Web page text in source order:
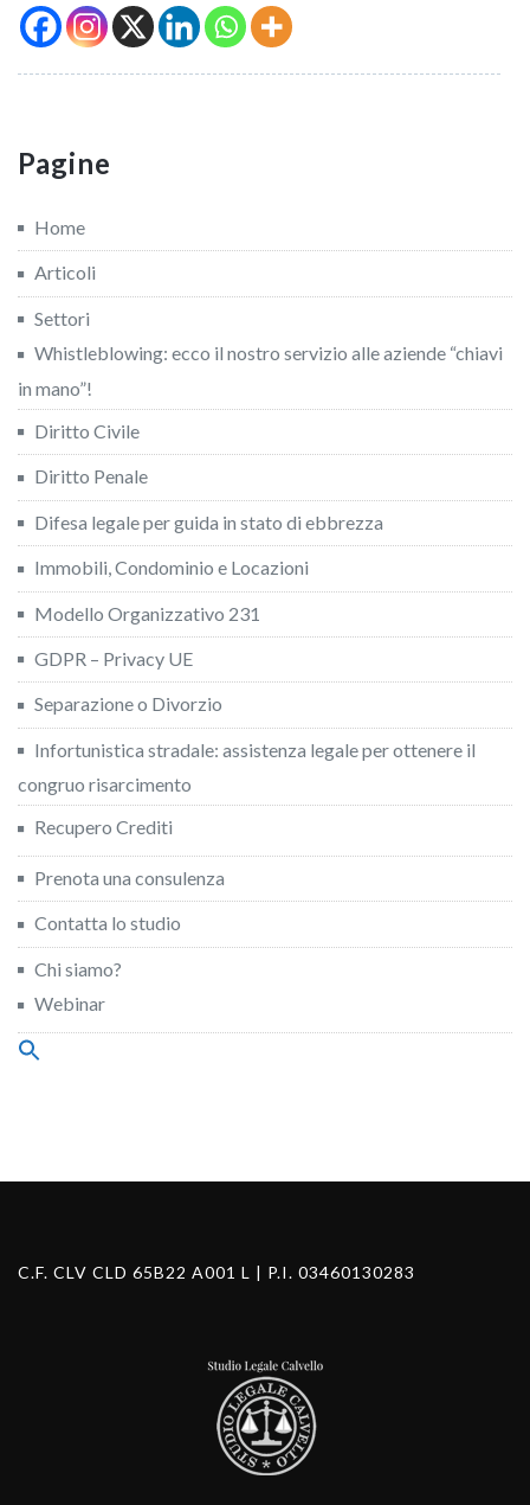
Pagine
Home
Articoli
Settori
Whistleblowing: ecco il nostro servizio alle aziende “chiavi
in mano”!
Diritto Civile
Diritto Penale
Difesa legale per guida in stato di ebbrezza
Immobili, Condominio e Locazioni
Modello Organizzativo 231
GDPR – Privacy UE
Separazione o Divorzio
Infortunistica stradale: assistenza legale per ottenere il
congruo risarcimento
Recupero Crediti
Prenota una consulenza
Contatta lo studio
Chi siamo?
Webinar
Search
C.F. CLV CLD 65B22 A001 L | P.I. 03460130283